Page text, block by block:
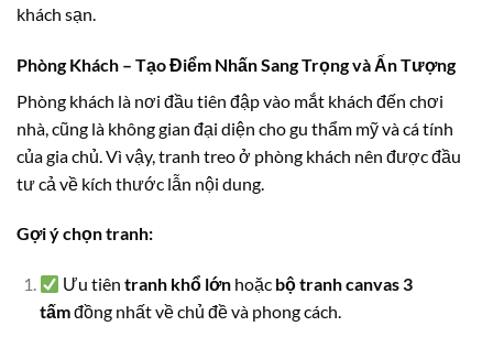
khách sạn.
Phòng Khách – Tạo Điểm Nhấn Sang Trọng và Ấn Tượng
Phòng khách là nơi đầu tiên đập vào mắt khách đến chơi
nhà, cũng là không gian đại diện cho gu thẩm mỹ và cá tính
của gia chủ. Vì vậy, tranh treo ở phòng khách nên được đầu
tư cả về kích thước lẫn nội dung.
Gợi ý chọn tranh:
Ưu tiêntranh khổ lớn hoặc bộ tranh canvas 3
tấmđồng nhất về chủ đề và phong cách.